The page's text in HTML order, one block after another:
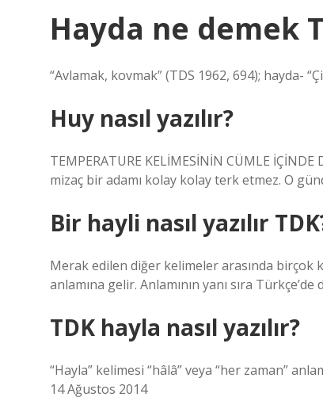
Hayda ne demek
“Avlamak, kovmak” (TDS 1962, 694); hayda-
Huy nasıl yazılır?
TEMPERATURE KELİMESİNİN CÜMLE
mizaç bir adamı kolay kolay terk etmez. O
Bir hayli nasıl yazılır
Merak edilen diğer kelimeler arasında birçok
anlamına gelir. Anlamının yanı sıra Türkçe’de
TDK hayla nasıl yazılır?
“Hayla” kelimesi “hâlâ” veya “her zaman”
14 Ağustos 2014